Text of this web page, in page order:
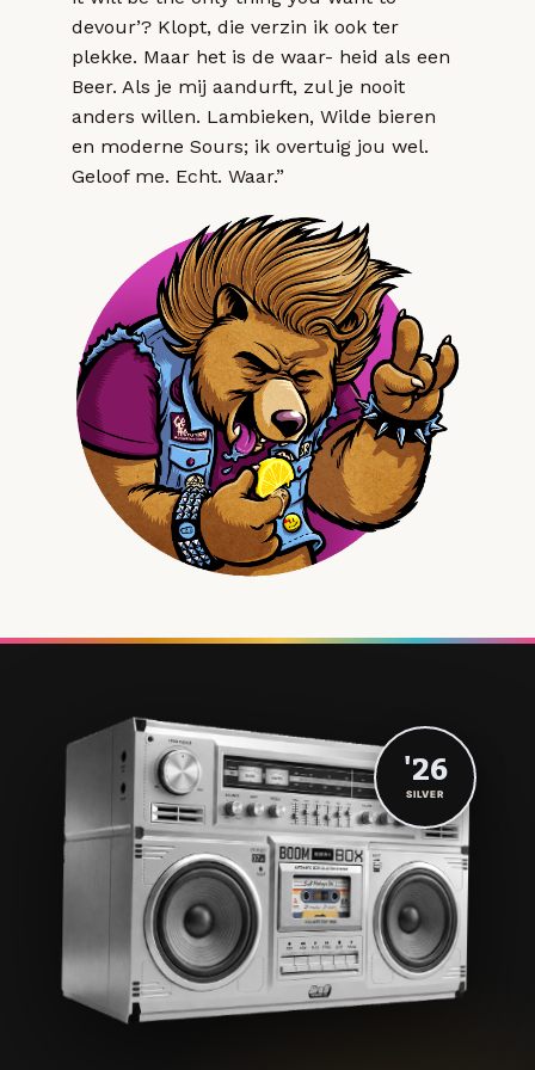
devour’? Klopt, die verzin ik ook ter
plekke. Maar het is de waar- heid als een
Beer. Als je mij aandurft, zul je nooit
anders willen. Lambieken, Wilde bieren
en moderne Sours; ik overtuig jou wel.
Geloof me. Echt. Waar.”
'26
SILVER